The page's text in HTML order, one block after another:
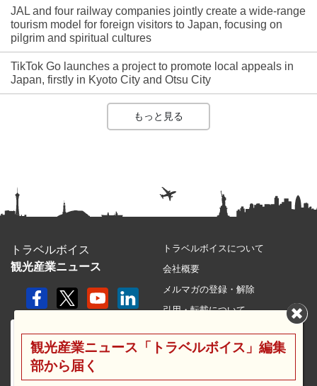
JAL and four railway companies jointly create a wide-range
tourism model for foreign visitors to Japan, focusing on
pilgrim and spiritual cultures
TikTok Go launches a project to promote local appeals in
Japan, firstly in Kyoto City and Otsu City
もっと見る
トラベルボイス
観光産業ニュース
トラベルボイスについて
会社概要
メルマガの登録・解除
引用・転載について
利用規約
観光産業ニュース「トラベルボイス」編集
部から届く